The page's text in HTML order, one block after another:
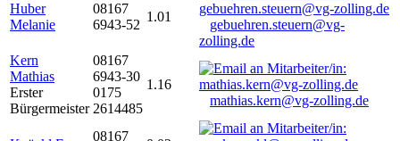
Huber
Melanie
08167
6943-52
1.01
gebuehren.steuern@vg-
zolling.de
Kern
Mathias
Erster
Bürgermeister
08167
6943-30
0175
2614485
1.16
mathias.kern@vg-zolling.de
08167